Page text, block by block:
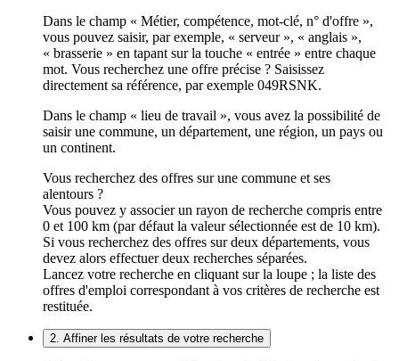
Dans le champ « Métier, compétence, mot-clé, n° d'offre »,
vous pouvez saisir, par exemple, « serveur », « anglais »,
« brasserie » en tapant sur la touche « entrée » entre chaque
mot. Vous recherchez une offre précise ? Saisissez
directement sa référence, par exemple 049RSNK.
Dans le champ « lieu de travail », vous avez la possibilité de
saisir une commune, un département, une région, un pays ou
un continent.
Vous recherchez des offres sur une commune et ses
alentours ?
Vous pouvez y associer un rayon de recherche compris entre
0 et 100 km (par défaut la valeur sélectionnée est de 10 km).
Si vous recherchez des offres sur deux départements, vous
devez alors effectuer deux recherches séparées.
Lancez votre recherche en cliquant sur la loupe ; la liste des
offres d'emploi correspondant à vos critères de recherche est
restituée.
2. Affiner les résultats de votre recherche